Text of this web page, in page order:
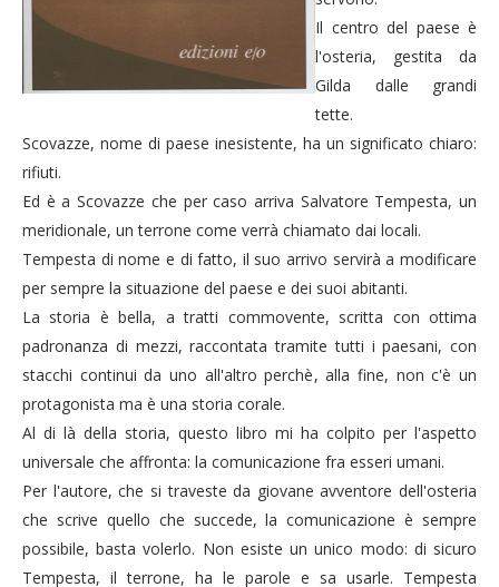
Il centro del paese è
l'osteria, gestita da
Gilda dalle grandi
tette.
Scovazze, nome di paese inesistente, ha un significato chiaro:
rifiuti.
Ed è a Scovazze che per caso arriva Salvatore Tempesta, un
meridionale, un terrone come verrà chiamato dai locali.
Tempesta di nome e di fatto, il suo arrivo servirà a modificare
per sempre la situazione del paese e dei suoi abitanti.
La storia è bella, a tratti commovente, scritta con ottima
padronanza di mezzi, raccontata tramite tutti i paesani, con
stacchi continui da uno all'altro perchè, alla fine, non c'è un
protagonista ma è una storia corale.
Al di là della storia, questo libro mi ha colpito per l'aspetto
universale che affronta: la comunicazione fra esseri umani.
Per l'autore, che si traveste da giovane avventore dell'osteria
che scrive quello che succede, la comunicazione è sempre
possibile, basta volerlo. Non esiste un unico modo: di sicuro
Tempesta, il terrone, ha le parole e sa usarle. Tempesta